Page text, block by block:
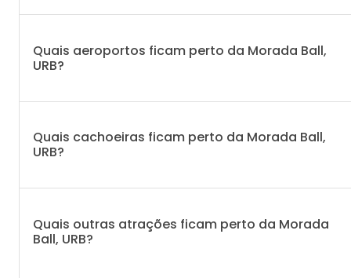
Quais aeroportos ficam perto da Morada Ball,
URB?
Quais cachoeiras ficam perto da Morada Ball,
URB?
Quais outras atrações ficam perto da Morada
Ball, URB?